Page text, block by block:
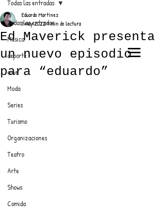
ANUNCIATE CON NOSOTROS
PARA MÁS INFORMACIÓN:
dinamicaseltrendytop@gmail.com
EL TRENDY TOP
CON EDDY MARTINEZ
Todas las entradas
Música
deporte
cine
Moda
Series
Turismo
Organizaciones
Teatro
Arte
Shows
Comida
Todas las entradas
Ed Maverick presenta
un nuevo episodio
para “eduardo”
Eduardo Martínez
3 may 20221 min de lectura